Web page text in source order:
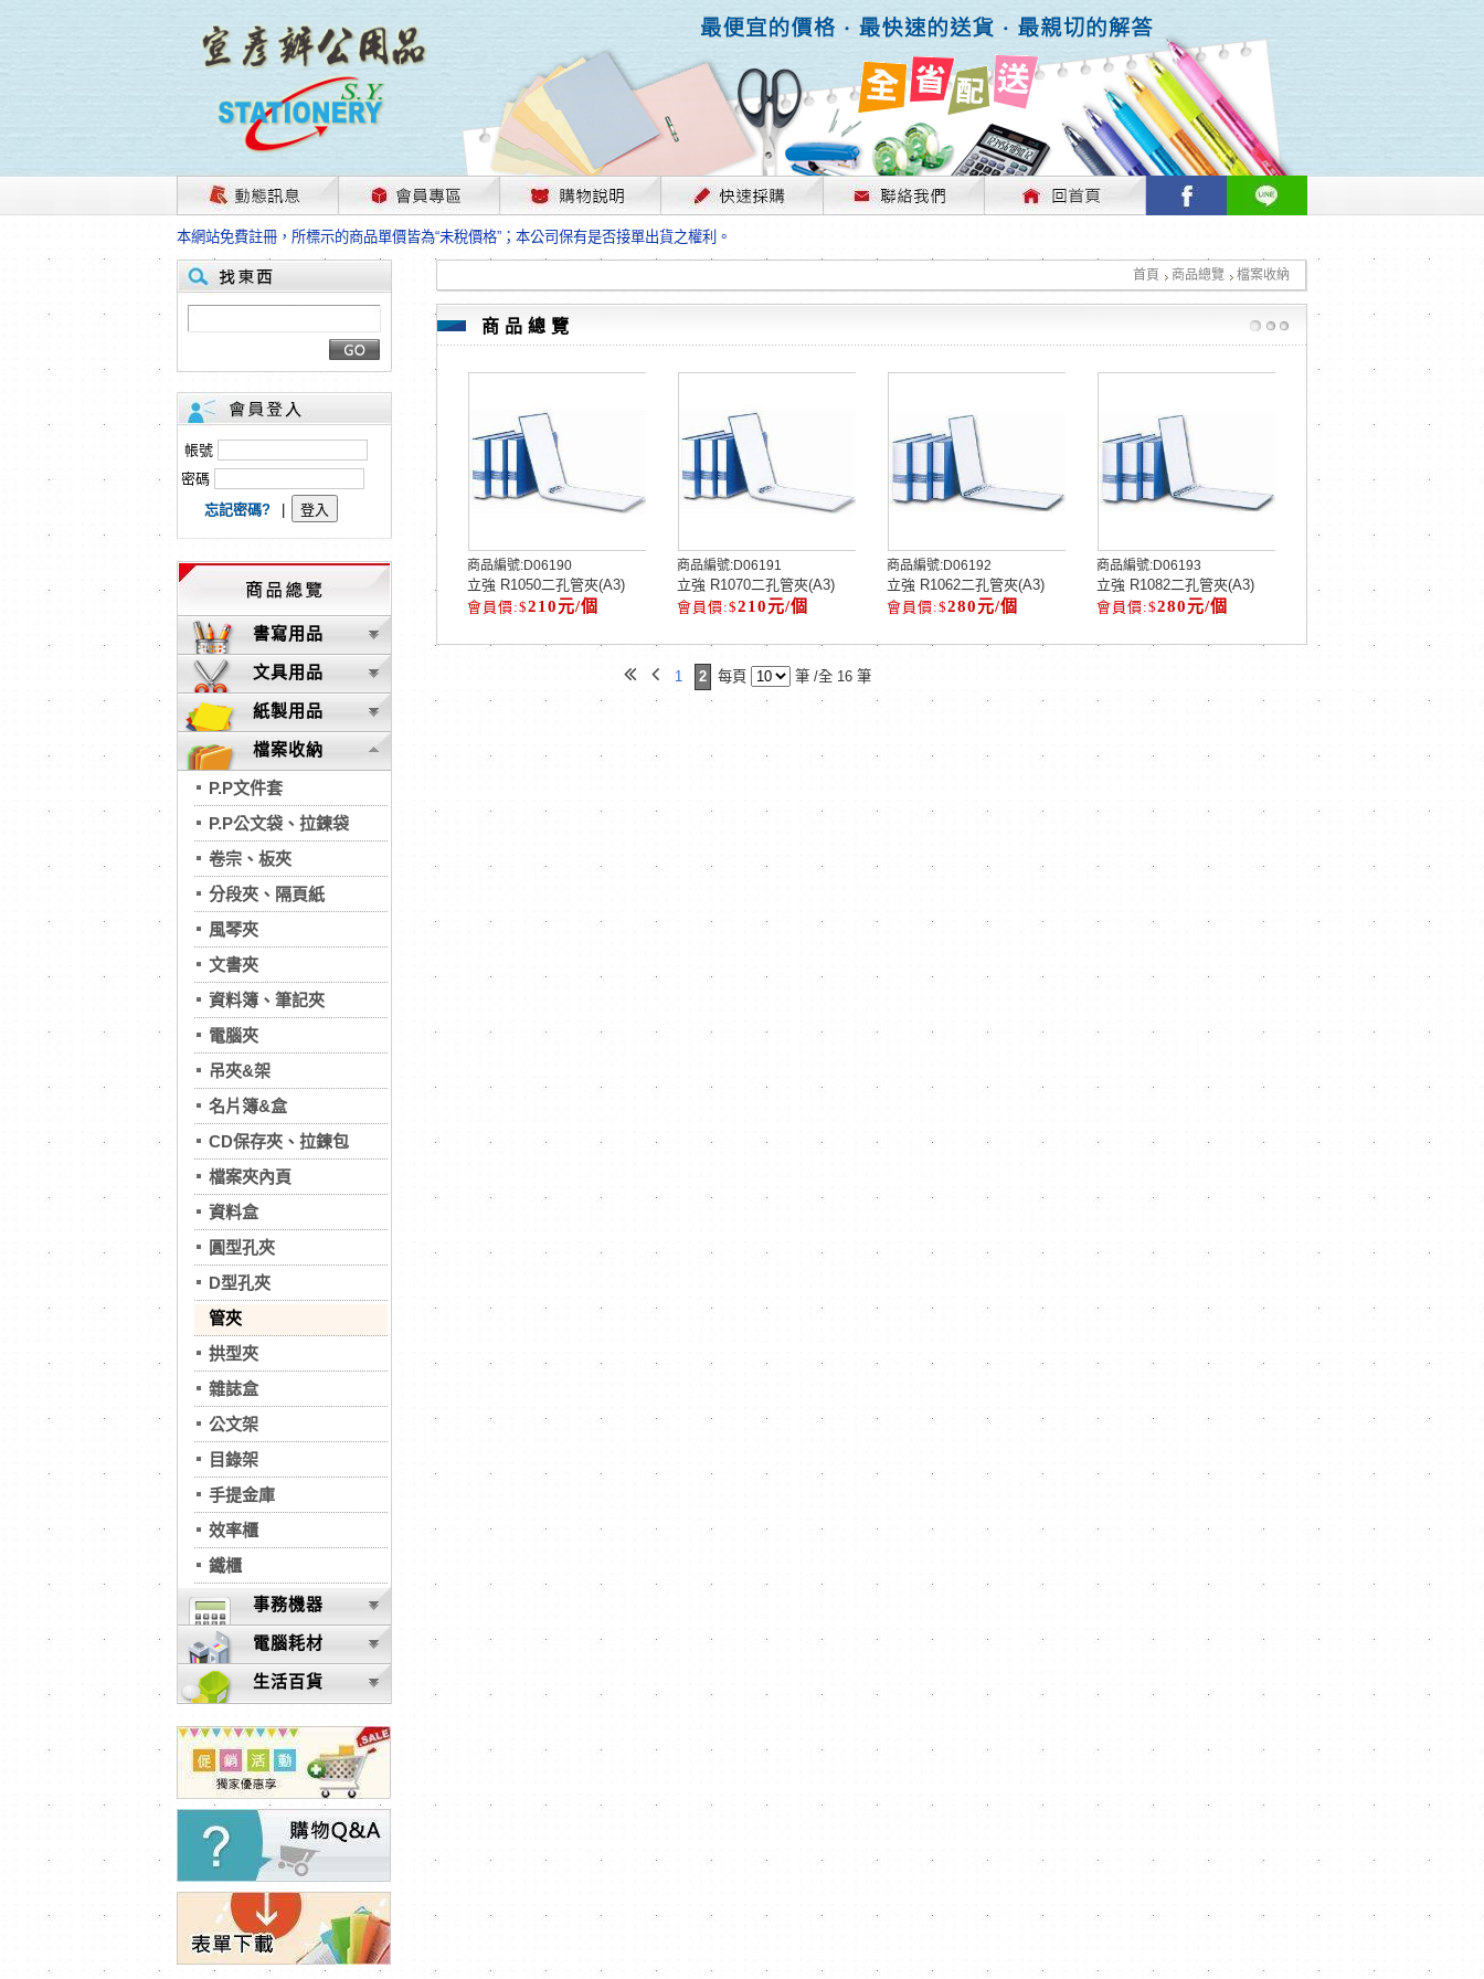
茲因國際情勢變化石油及塑化原物料波動漲幅甚大，部份上游供應商已採取封盤及暫停出貨因應，故本公司價格將視工廠原物料行情做適時的調整，不便之處敬請見諒！
本網站免費註冊，所標示的商品單價皆為“未稅價格”；本公司保有是否接單出貨之權利。
HP、EPSON、CANON原廠耗材價格浮動，下單前請先跟客服人員確認最新單價！
本網站免費註冊，所標示的商品單價皆為“未稅價格”；本公司保有是否接單出貨之權利。
匯款客戶請注意！因商品繁複來不及發現短缺，遂待客服人員跟您確認訂單無誤時再行匯款，避免後緒問題的衍生。
本網站免費註冊，所標示的商品單價皆為“未稅價格”；本公司保有是否接單出貨之權利。
茲因國際情勢變化石油及塑化原物料波動漲幅甚大，部份上游供應商已採取封盤及暫停出貨因應，故本公司價格將視工廠原物料行情做適時的調整，不便之處敬請見諒！
本網站免費註冊，所標示的商品單價皆為“未稅價格”；本公司保有是否接單出貨之權利。
HP、EPSON、CANON原廠耗材價格浮動，下單前請先跟客服人員確認最新單價！
本網站免費註冊，所標示的商品單價皆為“未稅價格”；本公司保有是否接單出貨之權利。
匯款客戶請注意！因商品繁複來不及發現短缺，遂待客服人員跟您確認訂單無誤時再行匯款，避免後緒問題的衍生。
本網站免費註冊，所標示的商品單價皆為“未稅價格”；本公司保有是否接單出貨之權利。
首頁 商品總覽 檔案收納
帳號
密碼
忘記密碼?
書寫用品
文具用品
紙製用品
檔案收納
P.P文件套
P.P公文袋、拉鍊袋
卷宗、板夾
分段夾、隔頁紙
風琴夾
文書夾
資料簿、筆記夾
電腦夾
吊夾&架
名片簿&盒
CD保存夾、拉鍊包
檔案夾內頁
資料盒
圓型孔夾
D型孔夾
管夾
拱型夾
雜誌盒
公文架
目錄架
手提金庫
效率櫃
鐵櫃
事務機器
電腦耗材
生活百貨
商品總覽
商品編號:D06190
立強 R1050二孔管夾(A3)
210元/個
商品編號:D06191
立強 R1070二孔管夾(A3)
210元/個
商品編號:D06192
立強 R1062二孔管夾(A3)
280元/個
商品編號:D06193
立強 R1082二孔管夾(A3)
280元/個
1 2 每頁 筆 /全 16 筆